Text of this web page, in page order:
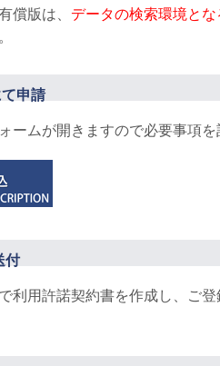
償版は、 データの検索環境と
申請
ームが開きますので必要事項を
付
利用許諾契約書を作成し、ご登